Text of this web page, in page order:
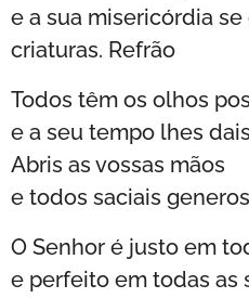
e a sua misericórdia
criaturas. Refrão
Todos têm os olhos
e a seu tempo lhes
Abris as vossas mãos
e todos saciais
O Senhor é justo em
e perfeito em todas as